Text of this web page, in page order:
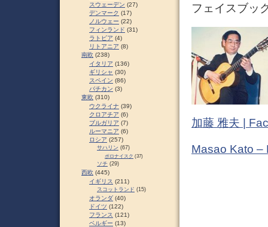
フェイスブッ
加藤 雅夫 |
Masao Kato –
スウェーデン (27)
デンマーク (17)
ノルウェー (22)
フィンランド (31)
ラトビア (4)
リトアニア (8)
南欧 (238)
イタリア (136)
ギリシャ (30)
スペイン (86)
バチカン (3)
東欧 (310)
ウクライナ (39)
クロアチア (6)
ブルガリア (7)
ルーマニア (6)
ロシア (257)
サハリン (67)
ポロナイスク (37)
ソチ (29)
西欧 (445)
イギリス (211)
スコットランド (15)
オランダ (40)
ドイツ (122)
フランス (121)
ベルギー (13)